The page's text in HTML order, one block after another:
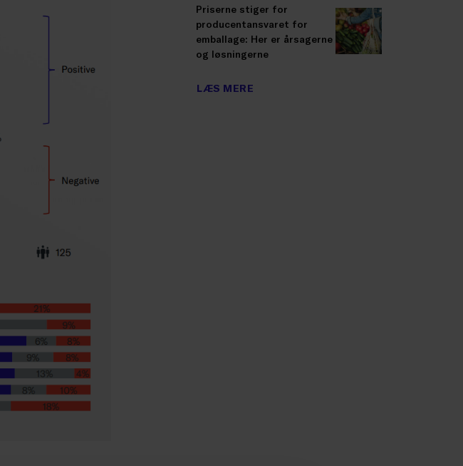
Priserne stiger for
producentansvaret for
emballage: Her er årsagerne
og løsningerne
LÆS MERE